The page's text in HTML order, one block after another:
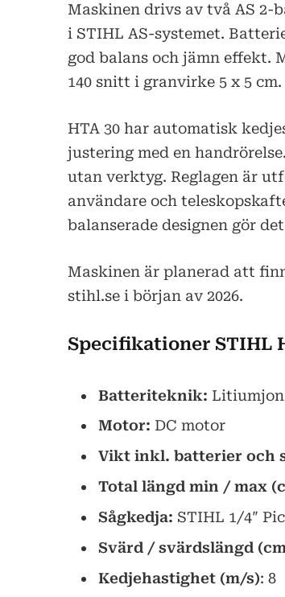
Maskinen drivs av två AS 2-
i STIHL AS-systemet.
god balans och jämn effekt.
140 snitt i granvirke 5 x 5 cm.
HTA 30 har automatisk
justering med en
utan verktyg. Reglagen är
användare och
balanserade designen gör
Maskinen är planerad att
stihl.se i början av 2026.
Specifikationer STIHL
Batteriteknik: Litiumjon
Motor: DC motor
Vikt inkl. batterier och
Total längd min / max
Sågkedja: STIHL 1/4″
Svärd / svärdslängd
Kedjehastighet (m/s): 8